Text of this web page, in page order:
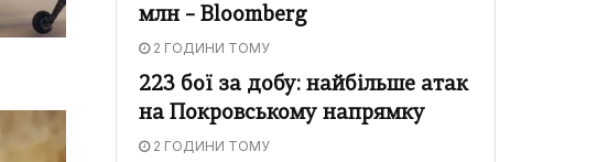
млн – Bloomberg
2 ГОДИНИ ТОМУ
223 бої за добу: найбільше атак
на Покровському напрямку
2 ГОДИНИ ТОМУ